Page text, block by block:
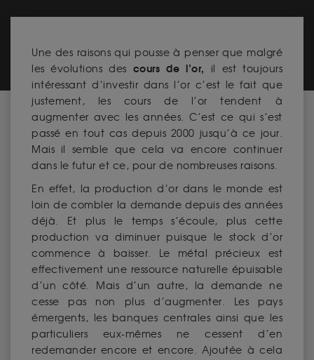
Une des raisons qui pousse à penser que malgré
les évolutions des cours de l’or, il est toujours
intéressant d’investir dans l’or c’est le fait que
justement, les cours de l’or tendent à
augmenter avec les années. C’est ce qui s’est
passé en tout cas depuis 2000 jusqu’à ce jour.
Mais il semble que cela va encore continuer
dans le futur et ce, pour de nombreuses raisons.
En effet, la production d’or dans le monde est
loin de combler la demande depuis des années
déjà. Et plus le temps s’écoule, plus cette
production va diminuer puisque le stock d’or
commence à baisser. Le métal précieux est
effectivement une ressource naturelle épuisable
d’un côté. Mais d’un autre, la demande ne
cesse pas non plus d’augmenter. Les pays
émergents, les banques centrales ainsi que les
particuliers eux-mêmes ne cessent d’en
redemander encore et encore. Ajoutée à cela